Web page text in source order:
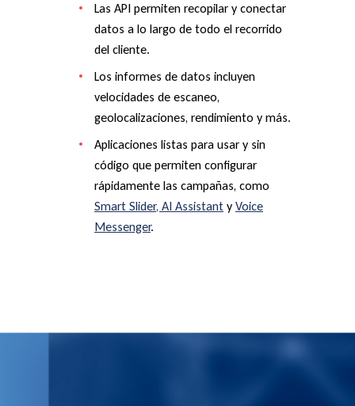
Las API permiten recopilar y conectar
datos a lo largo de todo el recorrido
del cliente.
Los informes de datos incluyen
velocidades de escaneo,
geolocalizaciones, rendimiento y más.
Aplicaciones listas para usar y sin
código que permiten configurar
rápidamente las campañas, como
Smart Slider, AI Assistant y Voice
Messenger.